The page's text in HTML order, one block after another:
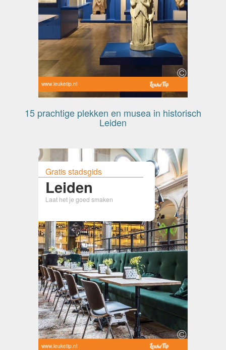
www.leuketip.nl
15 prachtige plekken en musea in historisch
Leiden
Gratis stadsgids
Leiden
Laat het je goed smaken
www.leuketip.nl